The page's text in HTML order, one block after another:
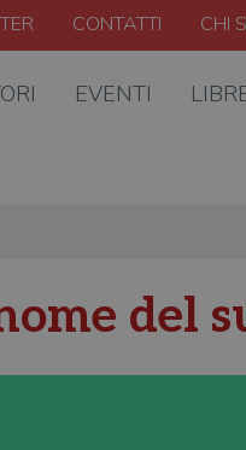
CONTATTI CHI
EVENTI
del